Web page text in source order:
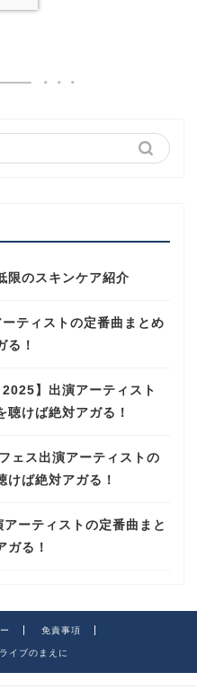
限のスキンケア紹介
ティストの定番曲まとめ
る！
】出演アーティスト
聴けば絶対アガる！
ェス出演アーティストの
けば絶対アガる！
ーティストの定番曲まと
ガる！
免責事項
ブのまえに